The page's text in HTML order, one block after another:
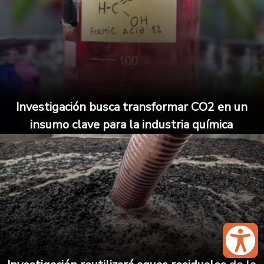
Investigación busca transformar CO2 en un
insumo clave para la industria química